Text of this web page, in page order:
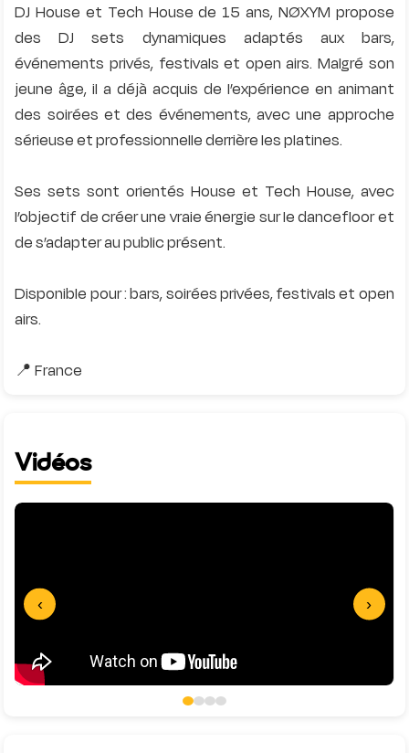
DJ House et Tech House de 15 ans, NØXYM propose
des DJ sets dynamiques adaptés aux bars,
événements privés, festivals et open airs. Malgré son
jeune âge, il a déjà acquis de l’expérience en animant
des soirées et des événements, avec une approche
sérieuse et professionnelle derrière les platines.
Ses sets sont orientés House et Tech House, avec
l’objectif de créer une vraie énergie sur le dancefloor et
de s’adapter au public présent.
Disponible pour : bars, soirées privées, festivals et open
airs.
Vidéos
‹ ›